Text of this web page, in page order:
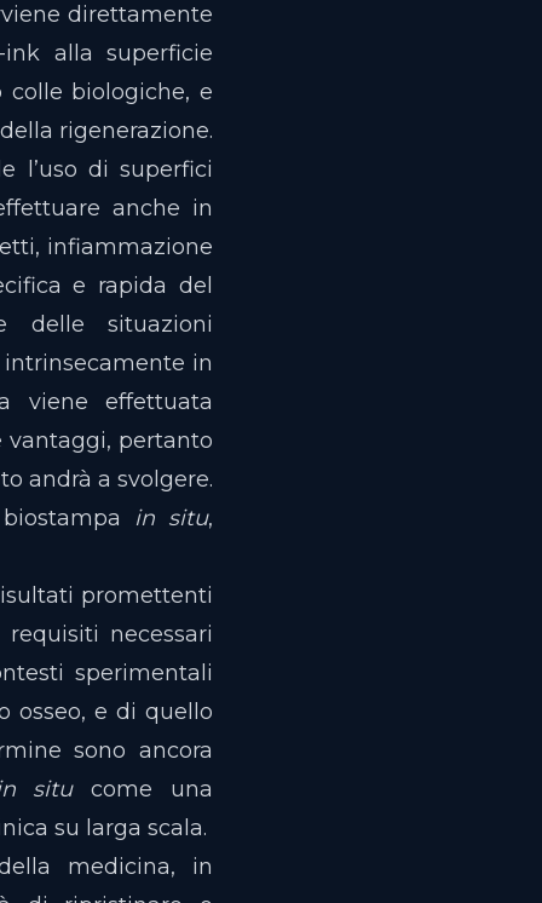
direttamente
alla superficie
biologiche, e
rigenerazione.
l’uso di superfici
anche in
infiammazione
e rapida del
delle situazioni
in
viene effettuata
pertanto
andrà a svolgere.
in situ,
promettenti
necessari
sperimentali
osseo, e di quello
sono ancora
situcome una
su larga scala.
medicina, in